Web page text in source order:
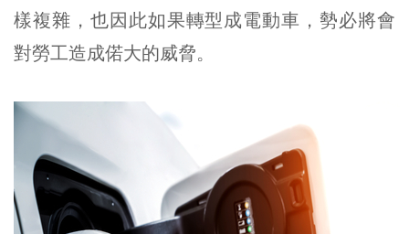
樣複雜，也因此如果轉型成電動車，勢必將會
對勞工造成偌大的威脅。